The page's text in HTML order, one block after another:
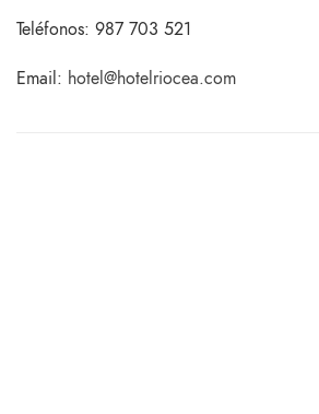
Teléfonos: 987 703 521
Email: hotel@hotelriocea.com